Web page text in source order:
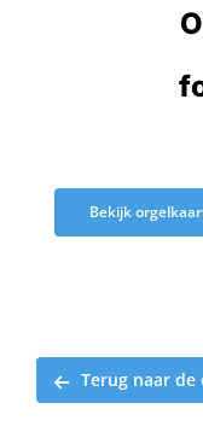
Bekijk
Terug naar